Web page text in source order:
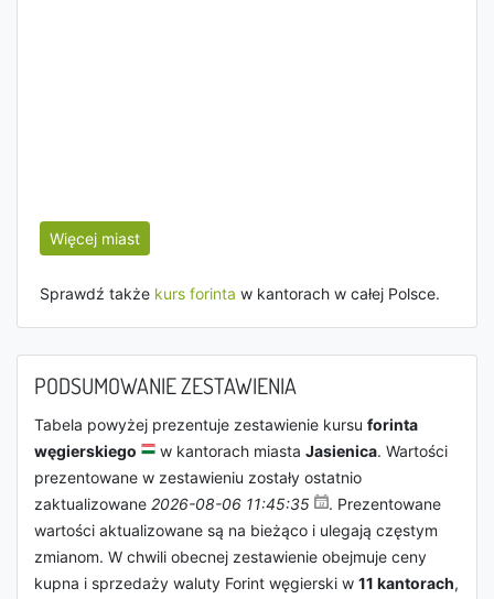
Więcej miast
Sprawdź także kurs forinta w kantorach w całej Polsce.
PODSUMOWANIE ZESTAWIENIA
Tabela powyżej prezentuje zestawienie kursu forinta
węgierskiego
w kantorach miasta Jasienica. Wartości
prezentowane w zestawieniu zostały ostatnio
zaktualizowane 2026-08-06 11:45:35
. Prezentowane
wartości aktualizowane są na bieżąco i ulegają częstym
zmianom. W chwili obecnej zestawienie obejmuje ceny
kupna i sprzedaży waluty Forint węgierski w 11 kantorach,